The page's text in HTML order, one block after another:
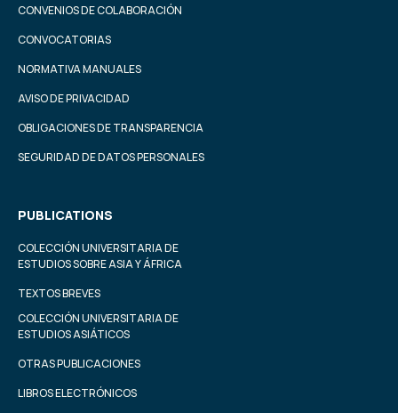
CONVENIOS DE COLABORACIÓN
CONVOCATORIAS
NORMATIVA MANUALES
AVISO DE PRIVACIDAD
OBLIGACIONES DE TRANSPARENCIA
SEGURIDAD DE DATOS PERSONALES
PUBLICATIONS
COLECCIÓN UNIVERSITARIA DE
ESTUDIOS SOBRE ASIA Y ÁFRICA
TEXTOS BREVES
COLECCIÓN UNIVERSITARIA DE
ESTUDIOS ASIÁTICOS
OTRAS PUBLICACIONES
LIBROS ELECTRÓNICOS